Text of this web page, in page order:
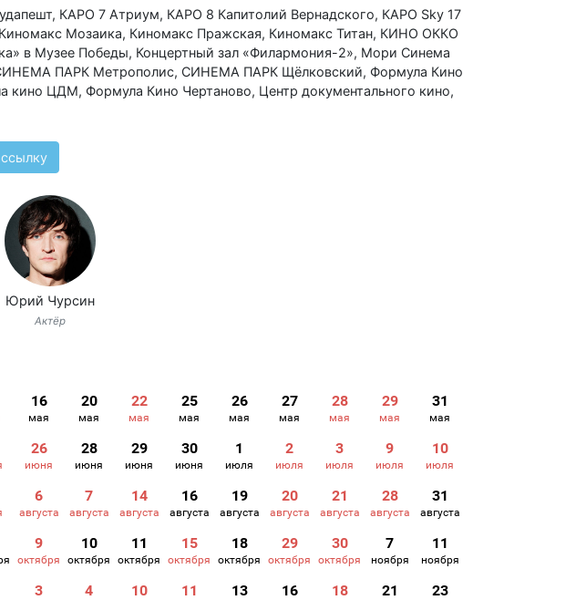
, КАРО 7 Атриум, КАРО 8 Капитолий Вернадского, КАРО Sky 17
Киномакс Мозаика, Киномакс Пражская, Киномакс Титан, КИНО ОККО
в Музее Победы, Концертный зал «Филармония-2», Мори Синема
ПАРК Метрополис, СИНЕМА ПАРК Щёлковский, Формула Кино
кино ЦДМ, Формула Кино Чертаново, Центр документального кино,
Юрий Чурсин
Актёр
16
мая
20
мая
22
мая
25
мая
26
мая
27
мая
28
мая
29
мая
31
мая
26
июня
28
июня
29
июня
30
июня
1
июля
2
июля
3
июля
9
июля
10
июля
6
августа
7
августа
14
августа
16
августа
19
августа
20
августа
21
августа
28
августа
31
августа
9
октября
10
октября
11
октября
15
октября
18
октября
29
октября
30
октября
7
ноября
11
ноября
3 4 10 11 13 16 18 21 23